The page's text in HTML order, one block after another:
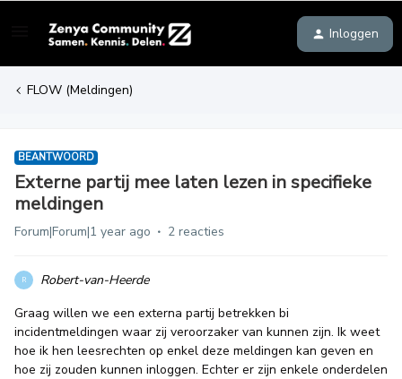
Inloggen
FLOW (Meldingen)
BEANTWOORD
Externe partij mee laten lezen in specifieke
meldingen
Forum|Forum|1 year ago 2 reacties
R
Robert-van-Heerde
Graag willen we een externa partij betrekken bi
incidentmeldingen waar zij veroorzaker van kunnen zijn. Ik weet
hoe ik hen leesrechten op enkel deze meldingen kan geven en
hoe zij zouden kunnen inloggen. Echter er zijn enkele onderdelen